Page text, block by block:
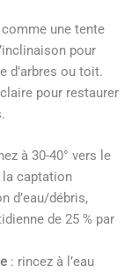
une tente
pour
d’arbres ou toit.
pour restaurer
à 30-40° vers le
la captation
d’eau/débris,
de 25 % par
: rincez à l’eau